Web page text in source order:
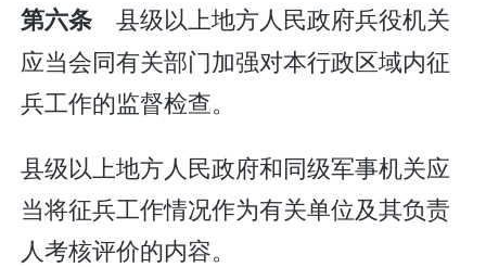
第六条 县级以上地方人民政府兵役机关
应当会同有关部门加强对本行政区域内征
兵工作的监督检查。
县级以上地方人民政府和同级军事机关应
当将征兵工作情况作为有关单位及其负责
人考核评价的内容。